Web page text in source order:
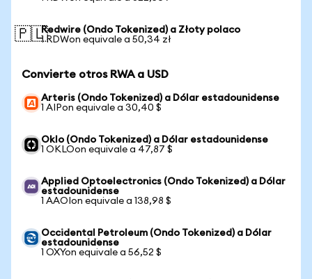
🇵🇱Redwire (Ondo Tokenized) a Złoty polaco
1 RDWon equivale a 50,34 zł
Convierte otros RWA a USD
Arteris (Ondo Tokenized) a Dólar estadounidense
1 AIPon equivale a 30,40 $
Oklo (Ondo Tokenized) a Dólar estadounidense
1 OKLOon equivale a 47,87 $
Applied Optoelectronics (Ondo Tokenized) a Dólar
estadounidense
1 AAOIon equivale a 138,98 $
Occidental Petroleum (Ondo Tokenized) a Dólar
estadounidense
1 OXYon equivale a 56,52 $